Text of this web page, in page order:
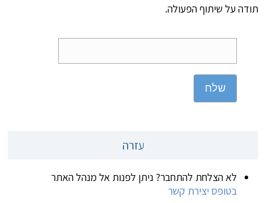
תודה על שיתוף הפעולה.
שלח
עזרה
לא הצלחת להתחבר? ניתן לפנות אל מנהל האתר
בטופס יצירת קשר